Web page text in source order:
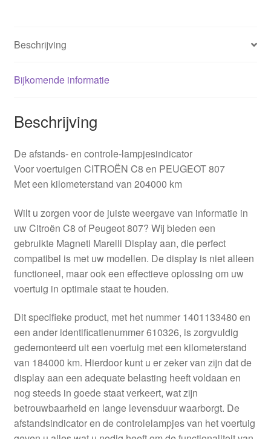
aantal
Beschrijving
Bijkomende informatie
Beschrijving
De afstands- en controle-lampjesindicator
Voor voertuigen CITROËN C8 en PEUGEOT 807
Met een kilometerstand van 204000 km
Wilt u zorgen voor de juiste weergave van informatie in
uw Citroën C8 of Peugeot 807? Wij bieden een
gebruikte Magneti Marelli Display aan, die perfect
compatibel is met uw modellen. De display is niet alleen
functioneel, maar ook een effectieve oplossing om uw
voertuig in optimale staat te houden.
Dit specifieke product, met het nummer 1401133480 en
een ander identificatienummer 610326, is zorgvuldig
gedemonteerd uit een voertuig met een kilometerstand
van 184000 km. Hierdoor kunt u er zeker van zijn dat de
display aan een adequate belasting heeft voldaan en
nog steeds in goede staat verkeert, wat zijn
betrouwbaarheid en lange levensduur waarborgt. De
afstandsindicator en de controlelampjes van het voertuig